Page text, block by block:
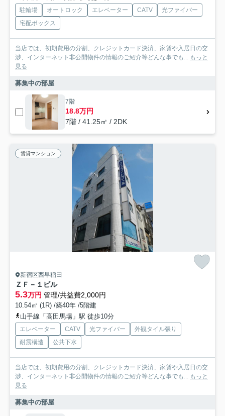
駐輪場 オートロック エレベーター CATV
光ファイバー
宅配ボックス
当店では、初期費用の分割、クレジットカード決済、家賃や入居日の交
渉、インターネット非公開物件の情報のご紹介等どんな事でも... もっと
見る
募集中の部屋
7階
18.8万円
7階 / 41.25㎡ / 2DK
賃貸マンション
新宿区西早稲田
ＺＦ－１ビル
5.3万円 管理/共益費2,000円
10.54㎡ (1R) /築40年 /5階建
山手線「高田馬場」駅 徒歩10分
エレベーター CATV 光ファイバー
外観タイル張り
耐震構造
公共下水
当店では、初期費用の分割、クレジットカード決済、家賃や入居日の交
渉、インターネット非公開物件の情報のご紹介等どんな事でも... もっと
見る
募集中の部屋